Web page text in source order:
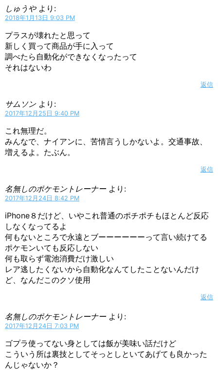
しゅうや より:
2018年1月13日 9:03 PM
プラスが壊れたと思って
新しく買って商品が手に入って
調べたら自動化ができなくなったって
それはないわ
返信
サムソン より:
2017年12月25日 9:40 PM
これ無理だ。
みんなで、ナイアンに、苦情言うしかないよ。交通事故、
増えるよ。たぶん。
返信
名無しのポケモントレーナー より:
2017年12月24日 8:42 PM
iPhone８だけど、いやこれ普通のポチポチもほとんど反応
しなくなってるよ
何もないところで永遠とブーーーーーーって言い続けてる
ポケモンいても反応しない
何も取らず電池消費だけ激しい
レア逃したくないから自動化なんてしたことないんだけ
ど、なんだこのクソ使用
返信
名無しのポケモントレーナー より:
2017年12月24日 7:03 PM
ゴプラ使ってない身としては飯が美味い話だけど
こういう所は裏技としてそっとしといてあげても良かった
んじゃないか？